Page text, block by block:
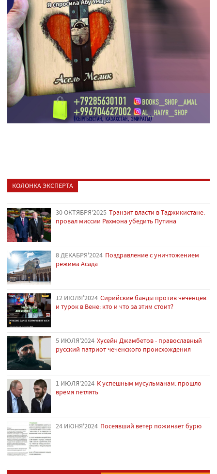
КОЛОНКА ЭКСПЕРТА
30 ОКТЯБРЯ'2025 Транзит власти в Таджикистане:
провал миссии Рахмона убедить Путина
8 ДЕКАБРЯ'2024 Поздравление с уничтожением
режима Асада
12 ИЮЛЯ'2024 Сирийские банды против чеченцев
и турок в Вене: кто и что за этим стоит?
5 ИЮЛЯ'2024 Хусейн Джамбетов - православный
русский патриот чеченского происхождения
1 ИЮЛЯ'2024 К успешным мусульманам: прошло
время петлять
24 ИЮНЯ'2024 Посеявший ветер пожинает бурю